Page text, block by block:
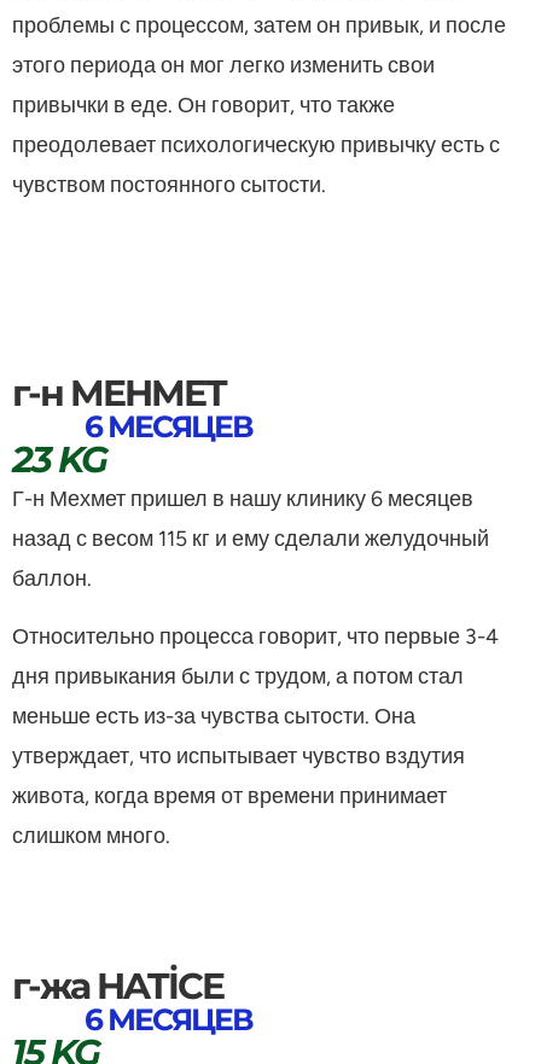
проблемы с процессом, затем он привык, и после
этого периода он мог легко изменить свои
привычки в еде. Он говорит, что также
преодолевает психологическую привычку есть с
чувством постоянного сытости.
г-н MEHMET
6 МЕСЯЦЕВ
23 KG
Г-н Мехмет пришел в нашу клинику 6 месяцев
назад с весом 115 кг и ему сделали желудочный
баллон.
Относительно процесса говорит, что первые 3-4
дня привыкания были с трудом, а потом стал
меньше есть из-за чувства сытости. Она
утверждает, что испытывает чувство вздутия
живота, когда время от времени принимает
слишком много.
г-жа HATİCE
6 МЕСЯЦЕВ
15 KG